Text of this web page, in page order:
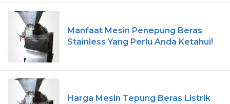
Manfaat Mesin Penepung Beras
Stainless Yang Perlu Anda Ketahui!
Harga Mesin Tepung Beras Listrik